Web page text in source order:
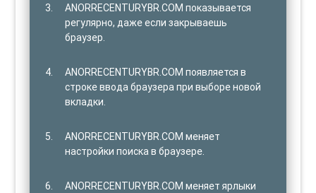
ANORRECENTURYBR.COM показывается
регулярно, даже если закрываешь
браузер.
ANORRECENTURYBR.COM появляется в
строке ввода браузера при выборе новой
вкладки.
ANORRECENTURYBR.COM меняет
настройки поиска в браузере.
ANORRECENTURYBR.COM меняет ярлыки